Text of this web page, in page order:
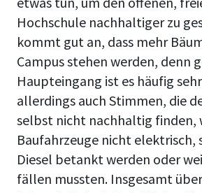
Hochschule nachhaltiger zu
kommt gut an, dass mehr
Campus stehen werden, denn
Haupteingang ist es häufig
allerdings auch Stimmen, die
selbst nicht nachhaltig finden,
Baufahrzeuge nicht elektrisch,
Diesel betankt werden oder
fällen mussten. Insgesamt